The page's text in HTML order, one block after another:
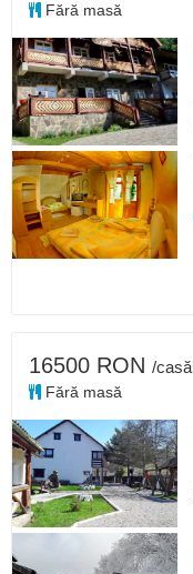
Fără masă
16500 RON /casă
Fără masă